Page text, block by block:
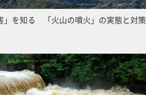
」を知る 「火山の噴火」の実態と対策